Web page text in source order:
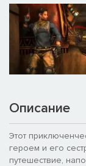
Описание
Этот
героем и его
путешествие,